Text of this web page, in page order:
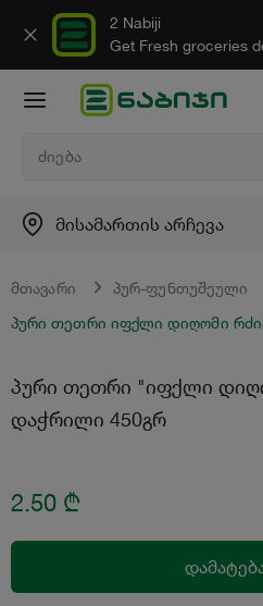
2 Nabiji
Get Fresh groceries
მისამართის არჩევა
მთავარი პურ-ფუნთუშეული
პური თეთრი იფქლი დიღომი
პური თეთრი "იფქლი
დაჭრილი 450გრ
2.50 ₾